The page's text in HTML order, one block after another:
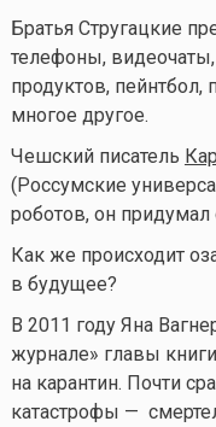
Братья Стругацкие
телефоны,
продуктов, пейнтбол,
многое другое.
Чешский писатель
(Россумские
роботов, он придумал
Как же происходит
в будущее?
В 2011 году Яна
журнале» главы
на карантин. Почти
катастрофы —